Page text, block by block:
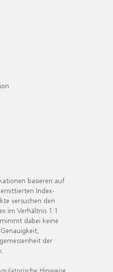
basieren auf
Index-
versuchen den
im Verhältnis 1:1
dabei keine
der